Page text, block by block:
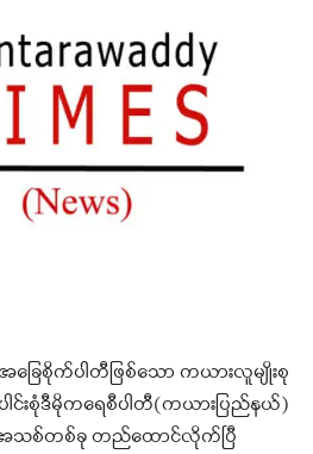
ြေစိုက်ပါတီဖြစ်သော ကယားလူမျိုးစု
ါင်းစုံဒီမိုကရေစီပါတီ(ကယားပြည်နယ်)
တီအသစ်တစ်ခု တည်ထောင်လိုက်ပြီ